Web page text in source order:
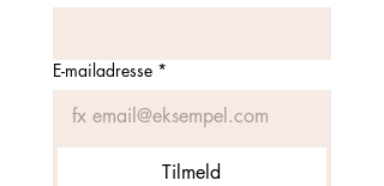
E-mailadresse *
Tilmeld